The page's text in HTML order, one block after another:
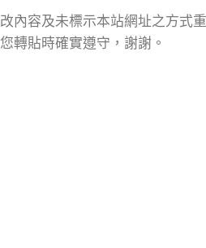
內容及未標示本站網址之方式
轉貼時確實遵守，謝謝。